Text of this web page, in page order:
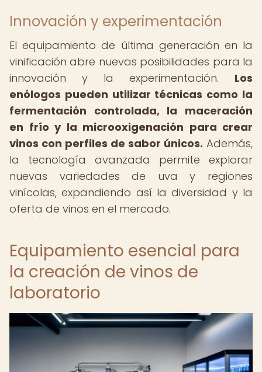
Innovación y experimentación
El equipamiento de última generación en la
vinificación abre nuevas posibilidades para la
innovación y la experimentación. Los
enólogos pueden utilizar técnicas como la
fermentación controlada, la maceración
en frío y la microoxigenación para crear
vinos con perfiles de sabor únicos. Además,
la tecnología avanzada permite explorar
nuevas variedades de uva y regiones
vinícolas, expandiendo así la diversidad y la
oferta de vinos en el mercado.
Equipamiento esencial para
la creación de vinos de
laboratorio